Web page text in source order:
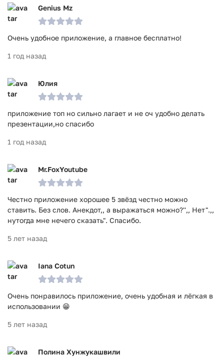
Genius Mz
Очень удобное приложение, а главное бесплатно!
1 год назад
Юлия
приложение топ но сильно лагает и не оч удобно делать
презентации,но спасибо
1 год назад
Mr.FoxYoutube
Честно приложение хорошее 5 звёзд честно можно
ставить. Без слов. Анекдот,, а выражаться можно?'',, Нет".,,
нутогда мне нечего сказать". Спасибо.
5 лет назад
Iana Cotun
Очень понравилось приложение, очень удобная и лёгкая в
использовании 😁
5 лет назад
Полина Хунжукашвили